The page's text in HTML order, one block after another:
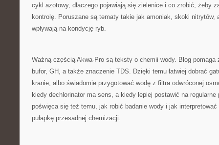
cykl azotowy, dlaczego pojawiają się zielenice i co zrobić, żeby
kontrolę. Poruszane są tematy takie jak amoniak, skoki nitrytów,
wpływają na kondycję ryb.
Ważną częścią Akwa-Pro są teksty o chemii wody. Blog pomaga
bufor, GH, a także znaczenie TDS. Dzięki temu łatwiej dobrać
kranie, albo świadomie przygotować wodę z filtra odwróconej
kiedy dechlorinator ma sens, a kiedy lepiej postawić na
poświęca się też temu, jak robić badanie wody i jak
pułapkę przesadnej chemizacji.